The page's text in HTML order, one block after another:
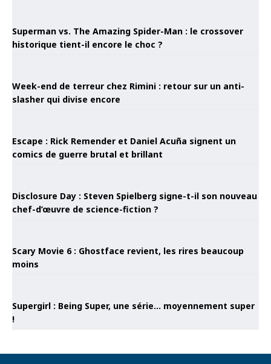
Superman vs. The Amazing Spider-Man : le crossover
historique tient-il encore le choc ?
Week-end de terreur chez Rimini : retour sur un anti-
slasher qui divise encore
Escape : Rick Remender et Daniel Acuña signent un
comics de guerre brutal et brillant
Disclosure Day : Steven Spielberg signe-t-il son nouveau
chef-d’œuvre de science-fiction ?
Scary Movie 6 : Ghostface revient, les rires beaucoup
moins
Supergirl : Being Super, une série… moyennement super
!